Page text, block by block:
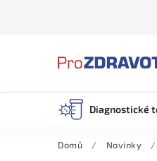
Diagnostické
Domů / Novinky /